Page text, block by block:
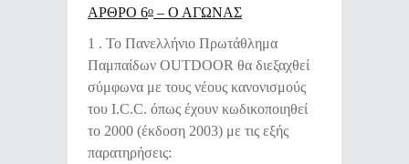
ΑΡΘΡΟ 6Ο – Ο ΑΓΩΝΑΣ
1 . Το Πανελλήνιο Πρωτάθλημα
Παμπαίδων OUTDOOR θα διεξαχθεί
σύμφωνα με τους νέους κανονισμούς
του I.C.C. όπως έχουν κωδικοποιηθεί
το 2000 (έκδοση 2003) με τις εξής
παρατηρήσεις: